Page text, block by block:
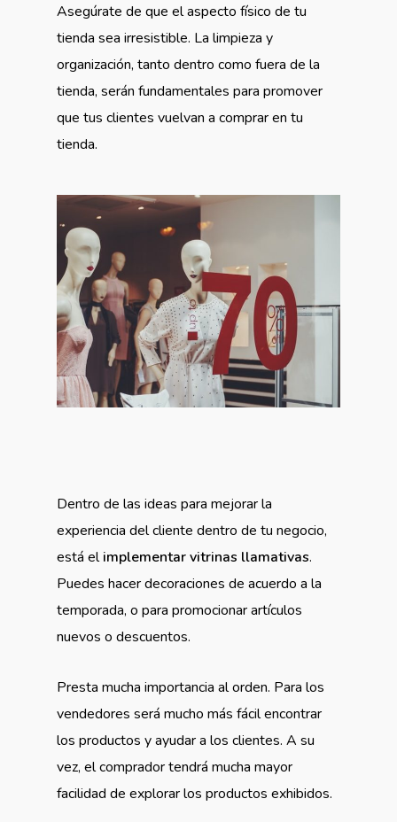
Asegúrate de que el aspecto físico de tu
tienda sea irresistible. La limpieza y
organización, tanto dentro como fuera de la
tienda, serán fundamentales para promover
que tus clientes vuelvan a comprar en tu
tienda.
Dentro de las ideas para mejorar la
experiencia del cliente dentro de tu negocio,
está elimplementar vitrinas llamativas.
Puedes hacer decoraciones de acuerdo a la
temporada, o para promocionar artículos
nuevos o descuentos.
Presta mucha importancia al orden. Para los
vendedores será mucho más fácil encontrar
los productos y ayudar a los clientes. A su
vez, el comprador tendrá mucha mayor
facilidad de explorar los productos exhibidos.